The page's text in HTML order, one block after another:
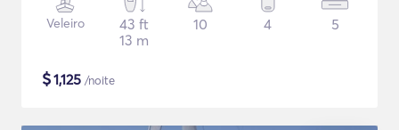
Veleiro
43 ft
13 m
10 4 5
$1,125 /noite